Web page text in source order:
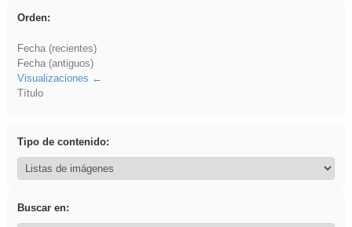
Orden:
Fecha (recientes)
Fecha (antiguos)
Visualizaciones
Título
Tipo de contenido:
Buscar en: